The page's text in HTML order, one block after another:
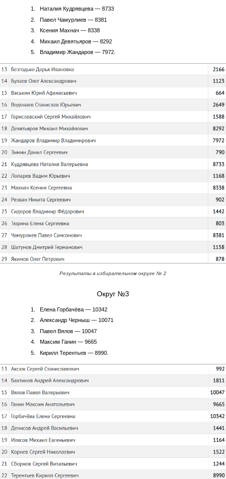
Наталия Кудрявцева — 8733
Павел Чамурлиев — 8381
Ксения Махнач — 8338
Михаил Девятьяров — 8292
Владимир Жандаров — 7972.
Результаты в избирательном округе № 2
Округ №3
Елена Горбачёва — 10342
Александр Черныш — 10071
Павел Вялов — 10047
Максим Ганин — 9665
Кирилл Терентьев — 8990.